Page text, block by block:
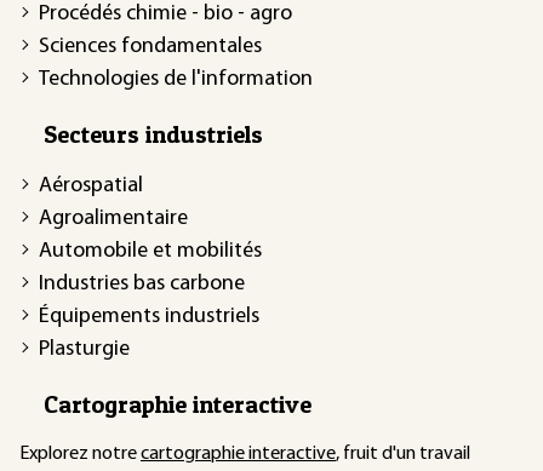
Procédés chimie - bio - agro
Sciences fondamentales
Technologies de l'information
Secteurs industriels
Aérospatial
Agroalimentaire
Automobile et mobilités
Industries bas carbone
Équipements industriels
Plasturgie
Cartographie interactive
Explorez notrecartographie interactive, fruit d'un travail